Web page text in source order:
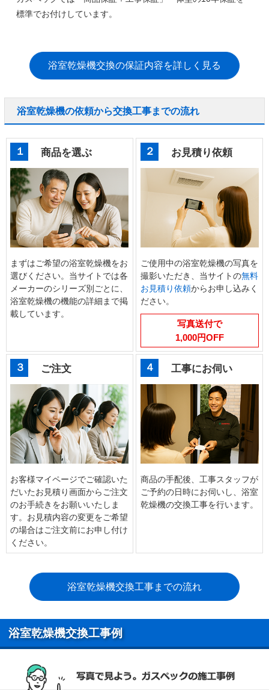
標準でお付けしています。
浴室乾燥機交換の保証内容を詳しく見る
浴室乾燥機の依頼から交換工事までの流れ
１ 商品を選ぶ
まずはご希望の浴室乾燥機をお
選びください。当サイトでは各
メーカーのシリーズ別ごとに、
浴室乾燥機の機能の詳細まで掲
載しています。
２ お見積り依頼
ご使用中の浴室乾燥機の写真を
撮影いただき、当サイトの無料
お見積り依頼からお申し込みく
ださい。
写真送付で
1,000円OFF
３ ご注文
お客様マイページでご確認いた
だいたお見積り画面からご注文
のお手続きをお願いいたしま
す。お見積内容の変更をご希望
の場合はご注文前にお申し付け
ください。
４ 工事にお伺い
商品の手配後、工事スタッフが
ご予約の日時にお伺いし、浴室
乾燥機の交換工事を行います。
浴室乾燥機交換工事までの流れ
浴室乾燥機交換工事例